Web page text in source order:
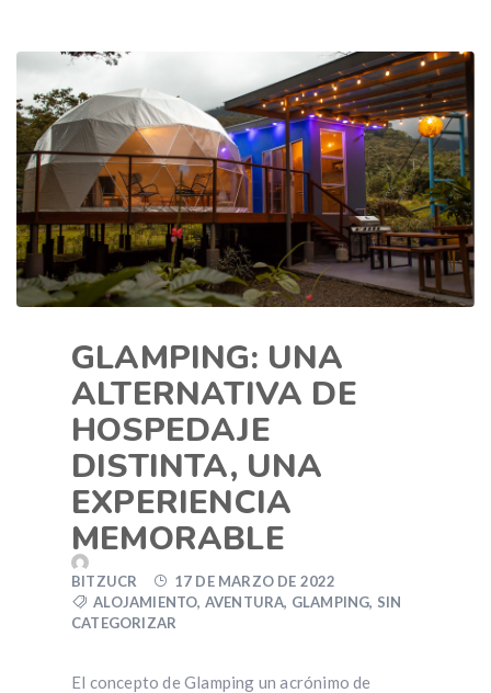
GLAMPING: UNA
ALTERNATIVA DE
HOSPEDAJE
DISTINTA, UNA
EXPERIENCIA
MEMORABLE
BITZUCR
17 DE MARZO DE 2022
ALOJAMIENTO, AVENTURA, GLAMPING, SIN
CATEGORIZAR
El concepto de Glamping un acrónimo de